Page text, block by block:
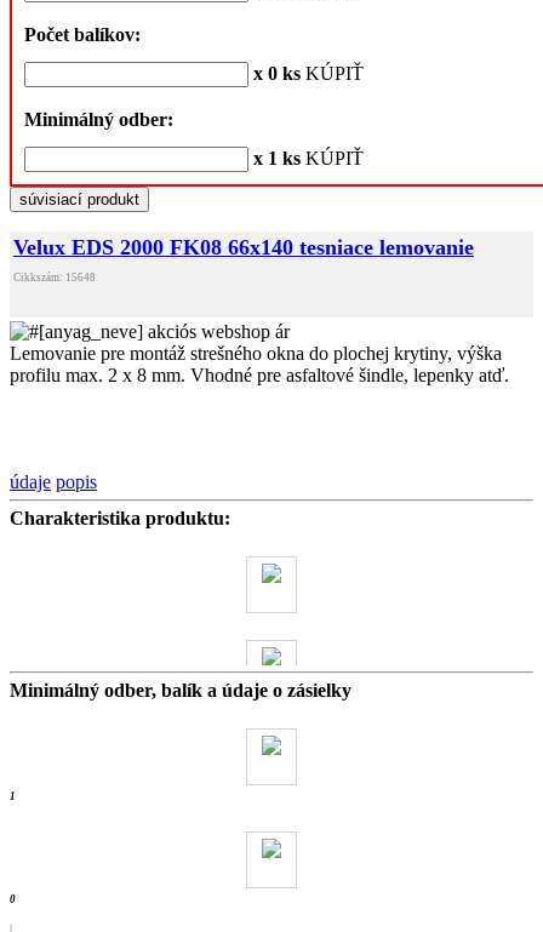
Počet balíkov:
x 0 ks KÚPIŤ
Minimálný odber:
x 1 ks KÚPIŤ
súvisiací produkt
Velux EDS 2000 FK08 66x140 tesniace lemovanie
Cikkszám: 15648
Lemovanie pre montáž strešného okna do plochej krytiny, výška
profilu max. 2 x 8 mm. Vhodné pre asfaltové šindle, lepenky atď.
údaje popis
Charakteristika produktu:
Minimálný odber, balík a údaje o zásielky
1
0